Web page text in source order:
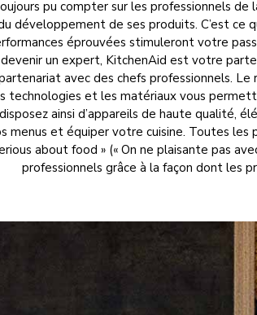
pu compter sur les professionnels de
développement de ses produits. C’est ce
éprouvées stimuleront votre
un expert, KitchenAid est votre
avec des chefs professionnels.
technologies et les matériaux vous
ainsi d’appareils de haute qualité,
menus et équiper votre cuisine. Toutes les
about food » (« On ne plaisante pas
professionnels grâce à la façon dont les